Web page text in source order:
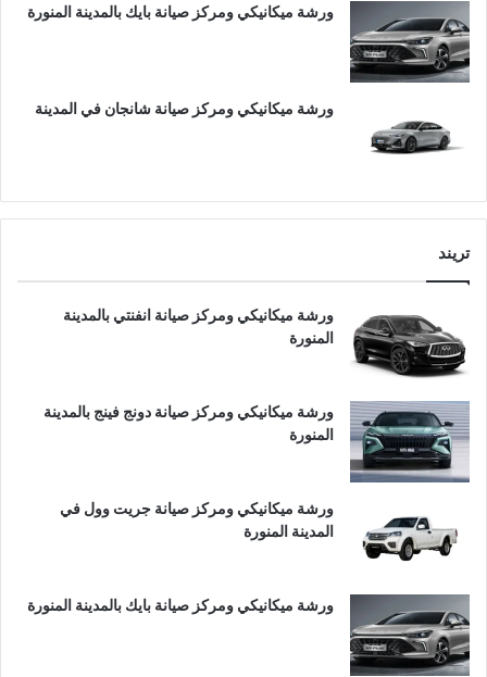
ورشة ميكانيكي ومركز صيانة بايك بالمدينة المنورة
ورشة ميكانيكي ومركز صيانة شانجان في المدينة
تريند
ورشة ميكانيكي ومركز صيانة انفنتي بالمدينة
المنورة
ورشة ميكانيكي ومركز صيانة دونج فينج بالمدينة
المنورة
ورشة ميكانيكي ومركز صيانة جريت وول في
المدينة المنورة
ورشة ميكانيكي ومركز صيانة بايك بالمدينة المنورة